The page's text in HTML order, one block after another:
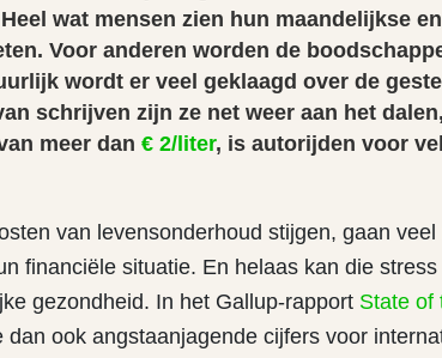
wat mensen zien hun maandelijkse
Voor anderen worden de
wordt er veel geklaagd over de
schrijven zijn ze net weer aan het
meer dan € 2/liter, is autorijden voor
van levensonderhoud stijgen, gaan
financiële situatie. En helaas kan die
gezondheid. In het Gallup-rapport State of
dan ook angstaanjagende cijfers voor